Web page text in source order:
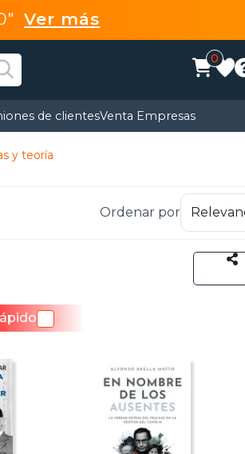
Ver más
0
de clientesVenta Empresas
y teoría
Ordenar por